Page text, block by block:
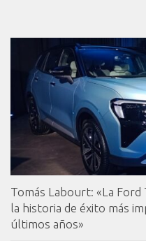
Tomás Labourt: «La
la historia de éxito más
últimos años»